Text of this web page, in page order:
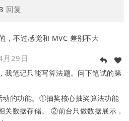
回复
，不过感觉和 MVC 差别不大
月29日
我笔记只能写算法题。问下笔试的第
动的功能。①抽奖核心抽奖算法功能
关数据存储。 ②前台只做数据展示，